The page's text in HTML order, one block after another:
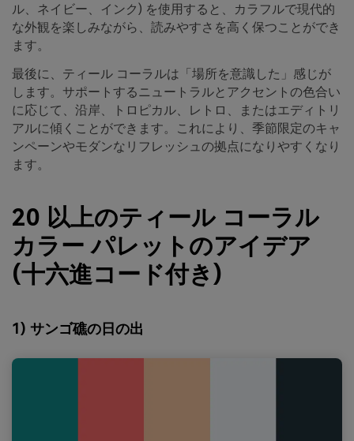
ル、ネイビー、インク) を使用すると、カラフルで現代的
な外観を楽しみながら、読みやすさを高く保つことができ
ます。
最後に、ティール コーラルは「場所を意識した」感じが
します。サポートするニュートラルとアクセントの色合い
に応じて、沿岸、トロピカル、レトロ、またはエディトリ
アルに傾くことができます。これにより、季節限定のキャ
ンペーンやモダンなリフレッシュの拠点になりやすくなり
ます。
20 以上のティール コーラル
カラー パレットのアイデア
(十六進コード付き)
1) サンゴ礁の日の出